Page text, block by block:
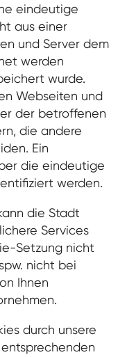
eindeutige
aus einer
und Server dem
werden
wurde.
Webseiten und
der betroffenen
die andere
Ein
die eindeutige
werden.
die Stadt
Services
Setzung nicht
nicht bei
Ihnen
durch unsere